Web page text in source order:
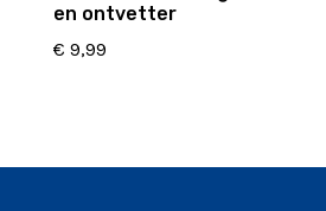
en ontvetter
€ 9,99